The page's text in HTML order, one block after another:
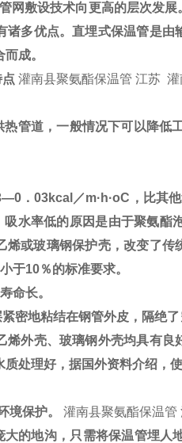
敷设技术向更高的层次发
诸多优点。直埋式保温管是
成。
灌南县聚氨酯保温管 江苏
管道，一般情况下可以降低
．03kcal／m·h·oC，比其
水率低的原因是由于聚氨酯
烯或玻璃钢保护壳，改变了
于10％的标准要求。
命长。
密地粘结在钢管外皮，隔绝
烯外壳、玻璃钢外壳均具有
处理好，据国外资料介绍，
境保护。 灌南县聚氨酯保温
的地沟，只需将保温管埋人